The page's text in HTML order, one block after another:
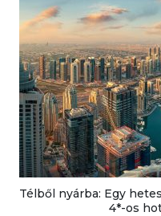
Télből nyárba: Egy
4*-os